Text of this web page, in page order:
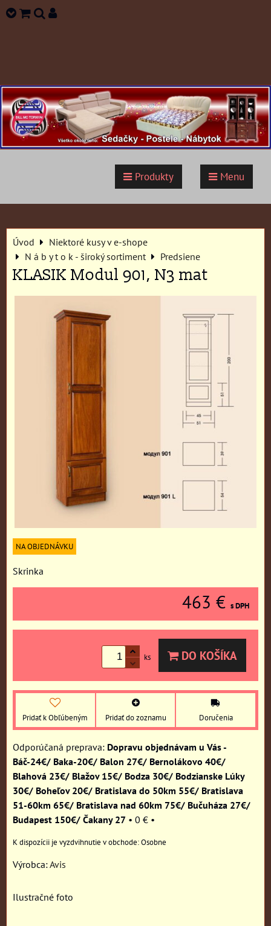
Produkty Menu
Úvod
Niektoré kusy v e-shope
N á b y t o k - široký sortiment
Predsiene
KLASIK Modul 901, N3 mat
NA OBJEDNÁVKU
Skrinka
463 € s DPH
ks DO KOŠÍKA
Pridať k Obľúbeným Pridať do zoznamu Doručenia
Dopravu objednávam u Vás -
Báč-24€/ Baka-20€/ Balon 27€/ Bernolákovo 40€/
Blahová 23€/ Blažov 15€/ Bodza 30€/ Bodzianske Lúky
30€/ Boheľov 20€/ Bratislava do 50km 55€/ Bratislava
51-60km 65€/ Bratislava nad 60km 75€/ Bučuháza 27€/
Budapest 150€/ Čakany 27 • 0 € •
Osobne
Výrobca:Avis
Ilustračné foto